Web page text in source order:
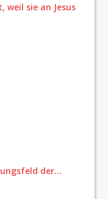
weil sie an Jesus
der…